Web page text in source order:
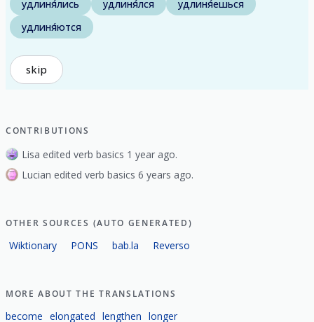
удлиня́лись
удлиня́лся
удлиня́ешься
удлиня́ются
skip
CONTRIBUTIONS
Lisa edited verb basics 1 year ago.
Lucian edited verb basics 6 years ago.
OTHER SOURCES (AUTO GENERATED)
Wiktionary PONS bab.la Reverso
MORE ABOUT THE TRANSLATIONS
become elongated lengthen longer